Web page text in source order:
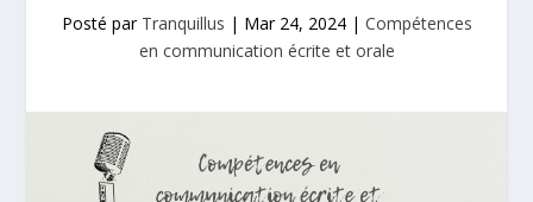
Posté par Tranquillus | Mar 24, 2024| Compétences
en communication écrite et orale